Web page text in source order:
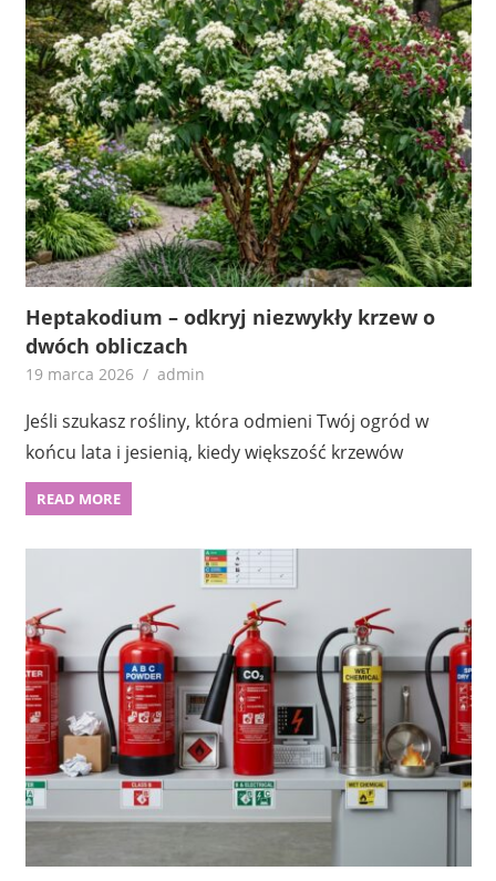
Heptakodium – odkryj niezwykły krzew o
dwóch obliczach
19 marca 2026 admin
Jeśli szukasz rośliny, która odmieni Twój ogród w
końcu lata i jesienią, kiedy większość krzewów
READ MORE